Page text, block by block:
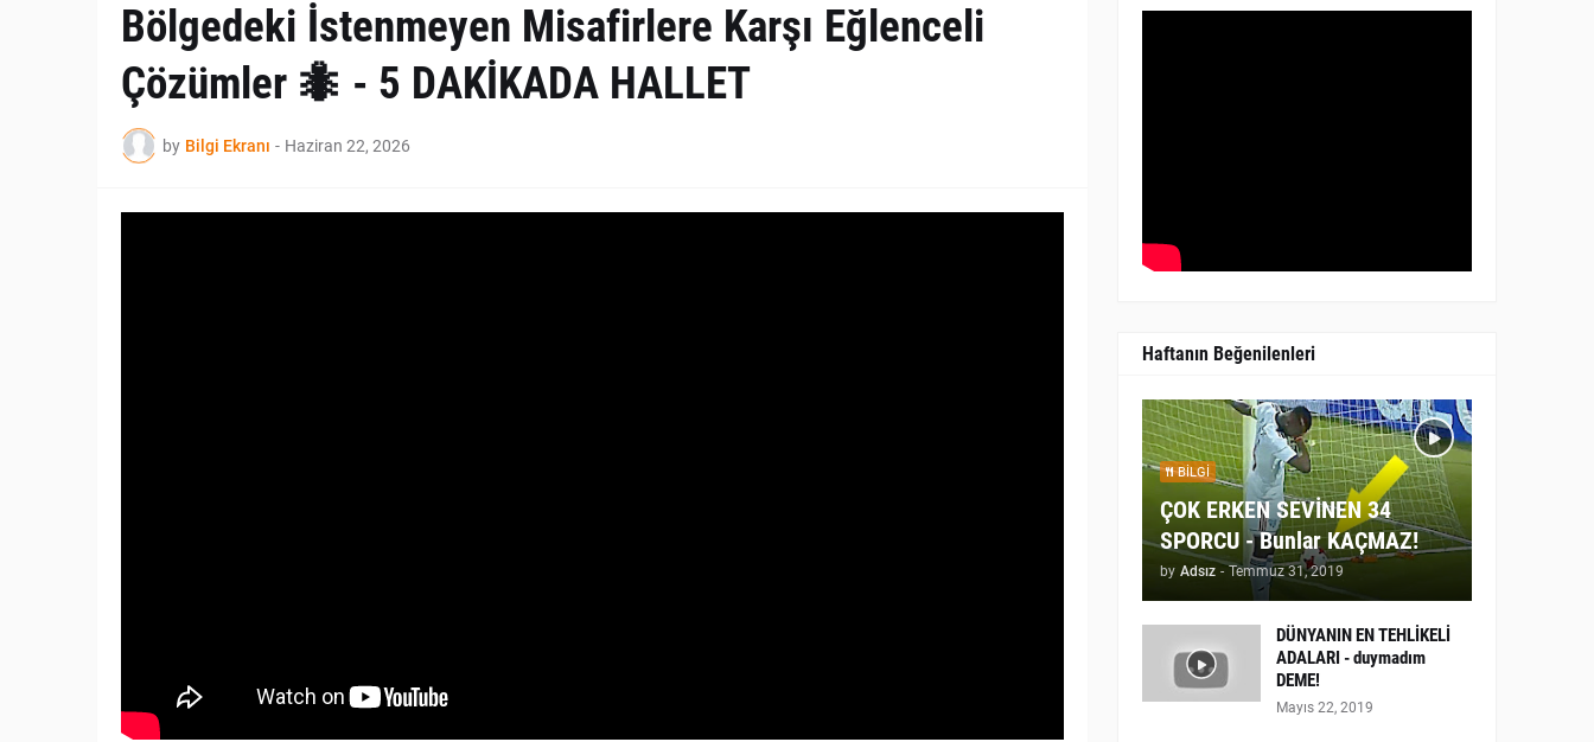
Bölgedeki İstenmeyen Misafirlere Karşı Eğlenceli
Çözümler 🐜 - 5 DAKİKADA HALLET
by Bilgi Ekranı - Haziran 22, 2026
Haftanın Beğenilenleri
BILGI
ÇOK ERKEN SEVİNEN 34
SPORCU - Bunlar KAÇMAZ!
by Adsız - Temmuz 31, 2019
DÜNYANIN EN TEHLİKELİ
ADALARI - duymadım
DEME!
Mayıs 22, 2019